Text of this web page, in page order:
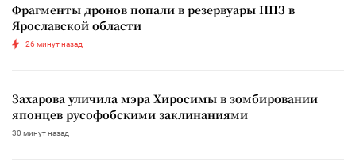
Фрагменты дронов попали в резервуары НПЗ в
Ярославской области
26 минут назад
Захарова уличила мэра Хиросимы в зомбировании
японцев русофобскими заклинаниями
30 минут назад